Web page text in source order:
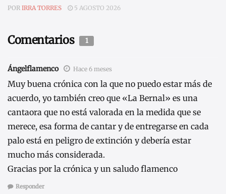
POR IRRA TORRES 5 AGOSTO 2026
Comentarios 1
Ángelflamenco Hace 6 meses
Muy buena crónica con la que no puedo estar más de
acuerdo, yo también creo que «La Bernal» es una
cantaora que no está valorada en la medida que se
merece, esa forma de cantar y de entregarse en cada
palo está en peligro de extinción y debería estar
mucho más considerada.
Gracias por la crónica y un saludo flamenco
Responder